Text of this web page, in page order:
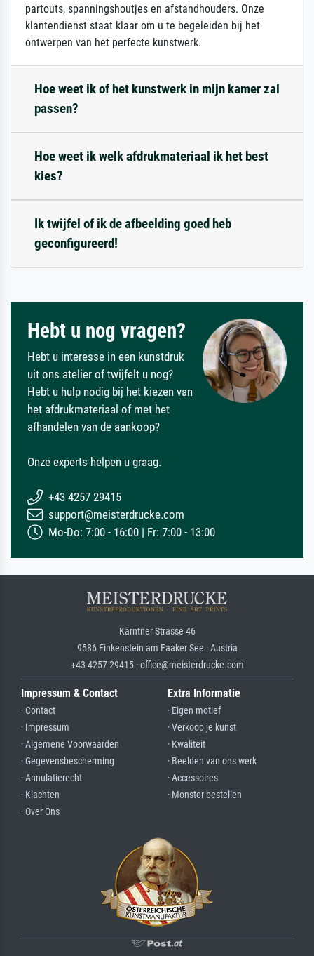
partouts, spanningshoutjes en afstandhouders. Onze
klantendienst staat klaar om u te begeleiden bij het
ontwerpen van het perfecte kunstwerk.
Hoe weet ik of het kunstwerk in mijn kamer zal
passen?
Hoe weet ik welk afdrukmateriaal ik het best
kies?
Ik twijfel of ik de afbeelding goed heb
geconfigureerd!
Hebt u nog vragen?
Hebt u interesse in een kunstdruk
uit ons atelier of twijfelt u nog?
Hebt u hulp nodig bij het kiezen van
het afdrukmateriaal of met het
afhandelen van de aankoop?
Onze experts helpen u graag.
+43 4257 29415
support@meisterdrucke.com
Mo-Do: 7:00 - 16:00 | Fr: 7:00 - 13:00
Kärntner Strasse 46
9586 Finkenstein am Faaker See · Austria
+43 4257 29415 · office@meisterdrucke.com
Impressum & Contact
· Contact
· Impressum
· Algemene Voorwaarden
· Gegevensbescherming
· Annulatierecht
· Klachten
· Over Ons
Extra Informatie
· Eigen motief
· Verkoop je kunst
· Kwaliteit
· Beelden van ons werk
· Accessoires
· Monster bestellen